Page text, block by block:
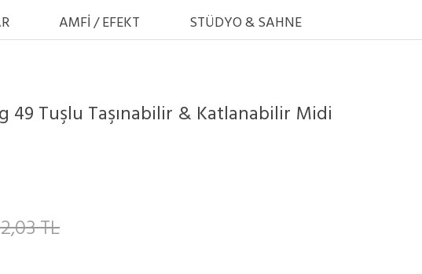
AMFİ / EFEKT STÜDYO & SAHNE
49 Tuşlu Taşınabilir & Katlanabilir Midi
TL